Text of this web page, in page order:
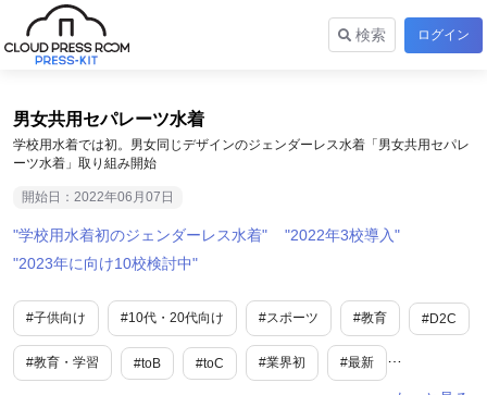
検索 ログイン
男女共用セパレーツ水着
学校用水着では初。男女同じデザインのジェンダーレス水着「男女共用セパレ
ーツ水着」取り組み開始
開始日：2022年06月07日
学校用水着初のジェンダーレス水着
2022年3校導入
2023年に向け10校検討中
#子供向け #10代・20代向け #スポーツ #教育 #D2C
#教育・学習 #toB #toC #業界初 #最新